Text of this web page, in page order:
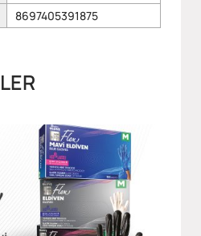
8697405391875